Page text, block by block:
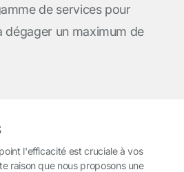
de services pour
dégager un maximum de
l'efficacité est cruciale à vos
raison que nous proposons une